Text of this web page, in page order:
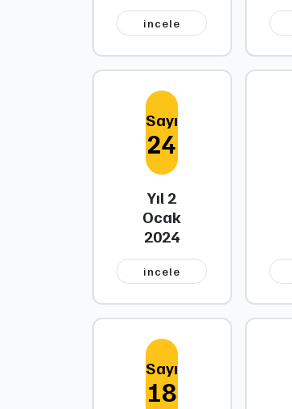
i̇ncele
Sayı
24
Yıl 2
Ocak
2024
i̇ncele
Sayı
18